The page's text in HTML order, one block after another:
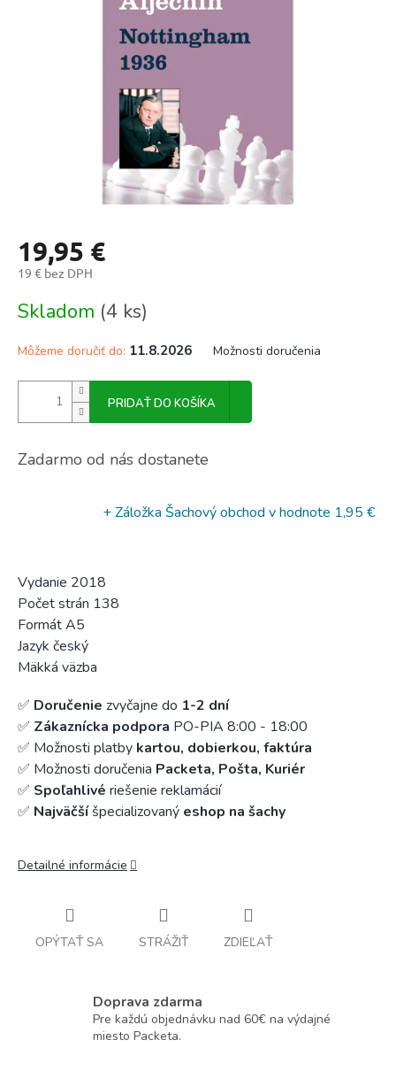
19,95 €
19 € bez DPH
cena:
Skladom (4 ks)
Môžeme doručiť do: 11.8.2026 Možnosti doručenia
PRIDAŤ DO KOŠÍKA
Zadarmo od nás dostanete
+ Záložka Šachový obchod v hodnote 1,95 €
Vydanie 2018
Počet strán 138
Formát A5
Jazyk český
Mäkká väzba
✅ Doručenie zvyčajne do 1-2 dní
✅ Zákaznícka podpora PO-PIA 8:00 - 18:00
✅ Možnosti platby kartou, dobierkou, faktúra
✅ Možnosti doručenia Packeta, Pošta, Kuriér
✅ Spoľahlivé riešenie reklamácií
✅ Najväčšíšpecializovaný eshop na šachy
Detailné informácie
OPÝTAŤ SA STRÁŽIŤ ZDIEĽAŤ
Doprava zdarma
Pre každú objednávku nad 60€ na výdajné
miesto Packeta.